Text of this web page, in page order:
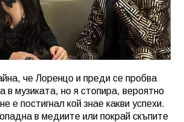
че Лоренцо и преди се пробва
в музиката, но я стопира, вероятно
е постигнал кой знае какви успехи.
в медиите или покрай скъпите